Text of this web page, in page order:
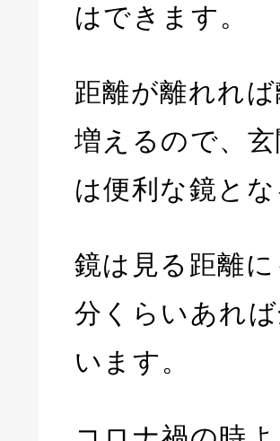
はできます。
距離が離れれ
増えるので、
は便利な鏡と
鏡は見る距離
分くらいあれ
います。